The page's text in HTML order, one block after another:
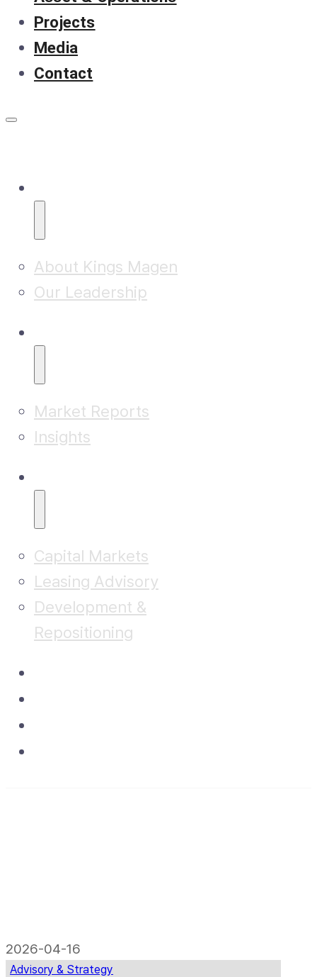
Projects
Media
Contact
About Kings Magen
Our Leadership
Market Reports
Insights
Capital Markets
Leasing Advisory
Development &
Repositioning
2026-04-16
Advisory & Strategy